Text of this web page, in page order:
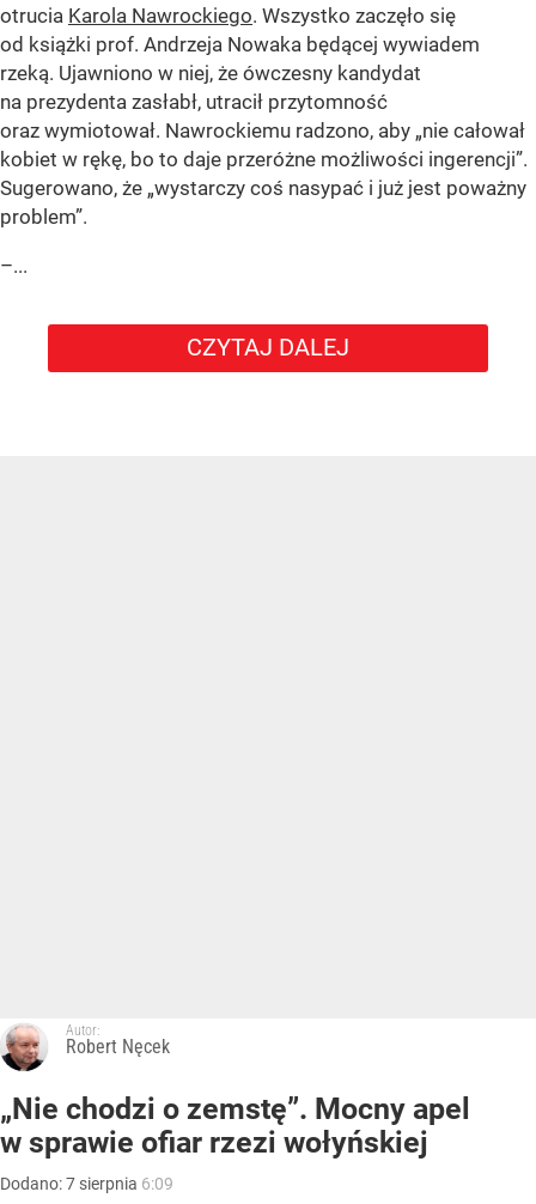
otrucia Karola Nawrockiego. Wszystko zaczęło się
od książki prof. Andrzeja Nowaka będącej wywiadem
rzeką. Ujawniono w niej, że ówczesny kandydat
na prezydenta zasłabł, utracił przytomność
oraz wymiotował. Nawrockiemu radzono, aby „nie całował
kobiet w rękę, bo to daje przeróżne możliwości ingerencji”.
Sugerowano, że „wystarczy coś nasypać i już jest poważny
problem”.
–...
CZYTAJ DALEJ
Autor:
Robert Nęcek
„Nie chodzi o zemstę”. Mocny apel
w sprawie ofiar rzezi wołyńskiej
Dodano:7 sierpnia 6:09